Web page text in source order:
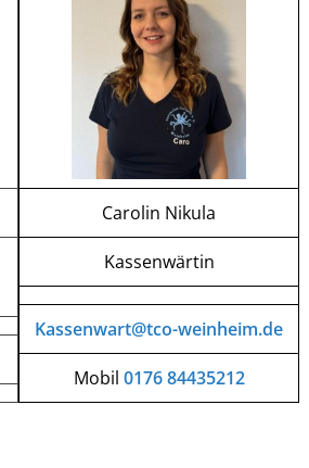
Carolin Nikula
Kassenwärtin
Kassenwart@tco-weinheim.de
Mobil 0176 84435212